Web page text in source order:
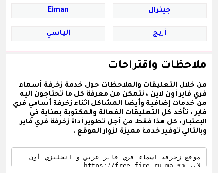
جينرال Eiman
أريج إلياسي
ملاحظات واقتراحات
من خلال التعليقات والملاحظات حول خدمة زخرفة أسماء
فري فاير أون لاين ، نتمكن من معرفة كل ما تحتاجون اليه
من خدمات إضافية وأيضا المشاكل اثناء زخرفة أسامي فري
فاير ، تأخد كل التعليقات الفعالة والمكتوبة بعناية في
الإعتبار ، كل هذا فقط من أجل تطوير أداة زخرفة فري فاير
وبالتالي توفير خدمة مميزة لزوار الموقع .